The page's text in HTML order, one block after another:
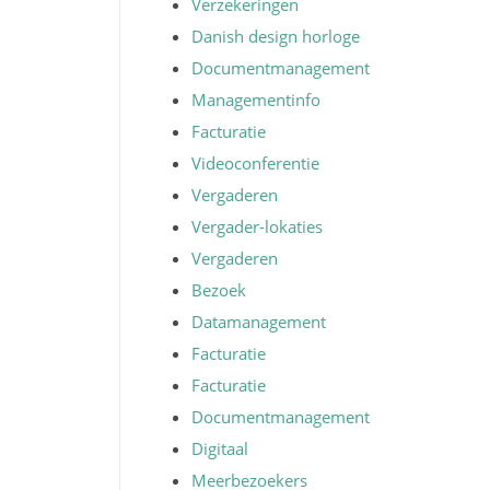
Verzekeringen
Danish design horloge
Documentmanagement
Managementinfo
Facturatie
Videoconferentie
Vergaderen
Vergader-lokaties
Vergaderen
Bezoek
Datamanagement
Facturatie
Facturatie
Documentmanagement
Digitaal
Meerbezoekers